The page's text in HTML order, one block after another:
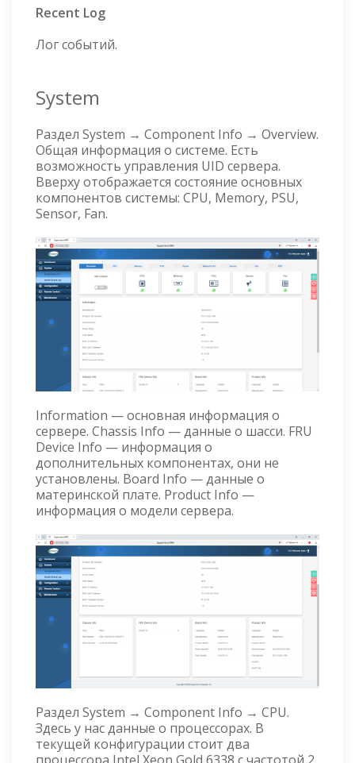
Recent Log
Лог событий.
System
Раздел System → Component Info → Overview.
Общая информация о системе. Есть
возможность управления UID сервера.
Вверху отображается состояние основных
компонентов системы: CPU, Memory, PSU,
Sensor, Fan.
Information — основная информация о
сервере. Chassis Info — данные о шасси. FRU
Device Info — информация о
дополнительных компонентах, они не
установлены. Board Info — данные о
материнской плате. Product Info —
информация о модели сервера.
Раздел System → Component Info → CPU.
Здесь у нас данные о процессорах. В
текущей конфигурации стоит два